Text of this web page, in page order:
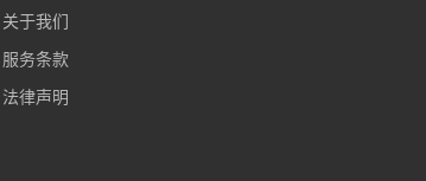
关于我们
服务条款
法律声明